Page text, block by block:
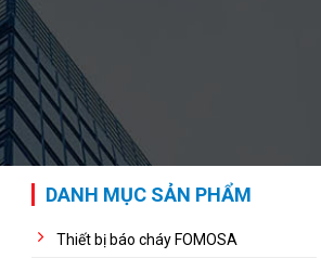
DANH MỤC SẢN PHẨM
Thiết bị báo cháy FOMOSA